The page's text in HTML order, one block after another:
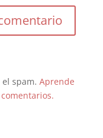
spam. Aprende